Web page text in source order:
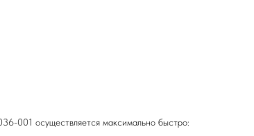
001 осуществляется максимально быстро: